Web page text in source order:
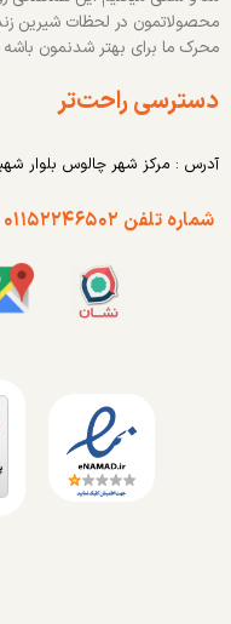
محصولاتمون در لحظات شیرین
محرک ما برای بهتر شدنمون باشه
دسترسی راحت‌تر
آدرس : مرکز شهر چالوس بلوار
شماره تلفن ۰۱۱۵۲۲۴۶۵۰۲